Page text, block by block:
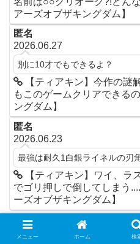
アーズオブザキングダム】
匿名
2026.06.27
別に10才でもできるよ？
【ティアキン】今作の謎
もこのゲームクリアできる
ングダム】
匿名
2026.06.23
最強は耐久1白銀ライネルの刃
【ティアキン】ワイ、ラ
でゴリ押しで倒してしまう
ーズオブザキングダム】
ゼルダ
メニュー ホーム 検